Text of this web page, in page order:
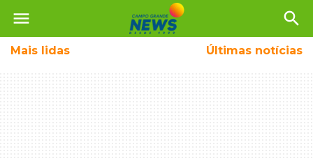
menu search
Mais lidas Últimas notícias